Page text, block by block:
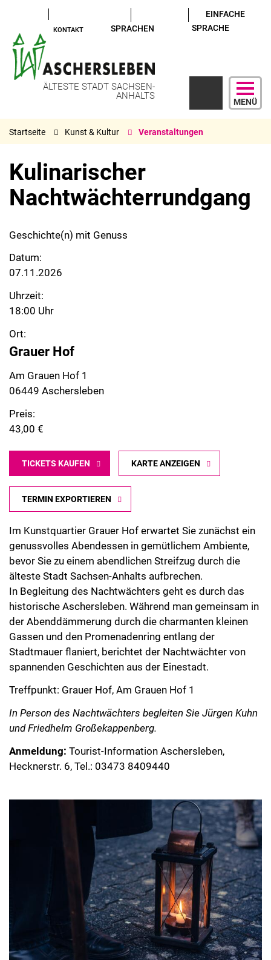
KONTAKT SPRACHEN
EINFACHE
SPRACHE
ÄLTESTE STADT SACHSEN-
ANHALTS
MENÜ
Startseite Kunst & Kultur Veranstaltungen
Kulinarischer
Nachtwächterrundgang
Geschichte(n) mit Genuss
Datum:
07.11.2026
Uhrzeit:
18:00 Uhr
Ort:
Grauer Hof
Am Grauen Hof 1
06449 Aschersleben
Preis:
43,00 €
TICKETS KAUFEN KARTE ANZEIGEN
TERMIN EXPORTIEREN
Im Kunstquartier Grauer Hof erwartet Sie zunächst ein
genussvolles Abendessen in gemütlichem Ambiente,
bevor Sie zu einem abendlichen Streifzug durch die
älteste Stadt Sachsen-Anhalts aufbrechen.
In Begleitung des Nachtwächters geht es durch das
historische Aschersleben. Während man gemeinsam in
der Abenddämmerung durch die charmanten kleinen
Gassen und den Promenadenring entlang der
Stadtmauer flaniert, berichtet der Nachtwächter von
spannenden Geschichten aus der Einestadt.
Treffpunkt: Grauer Hof, Am Grauen Hof 1
In Person des Nachtwächters begleiten Sie Jürgen Kuhn
und Friedhelm Großekappenberg.
Anmeldung: Tourist-Information Aschersleben,
Hecknerstr. 6, Tel.: 03473 8409440